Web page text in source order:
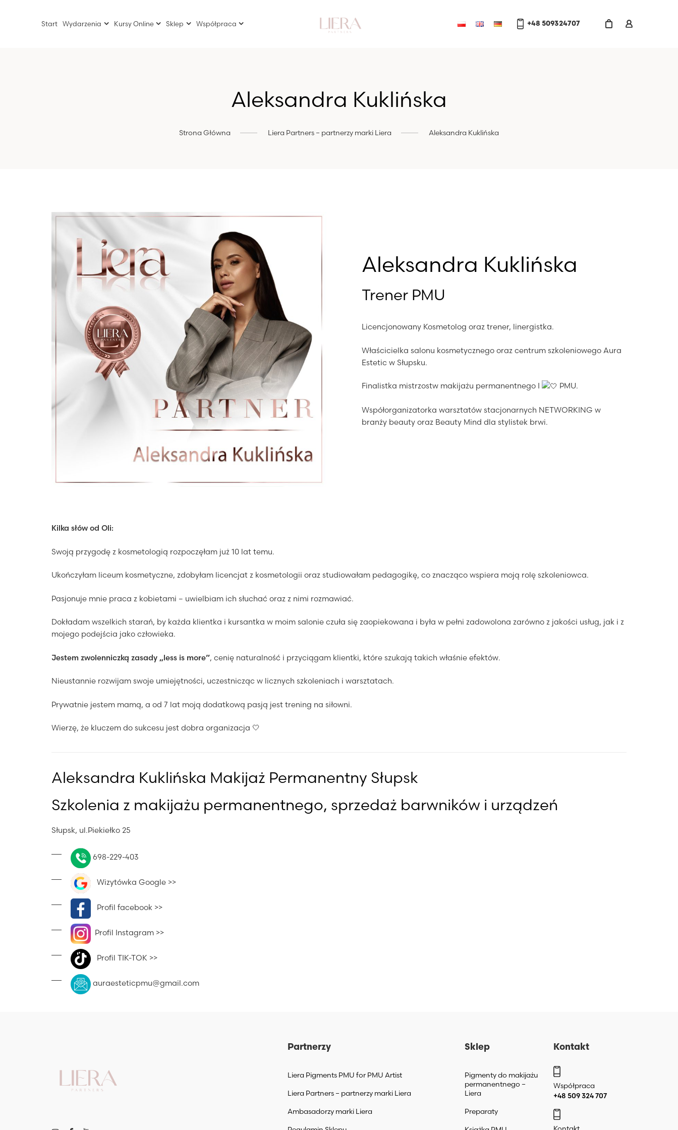
Start Wydarzenia Kursy Online Sklep Współpraca +48 509324707
Aleksandra Kuklińska
Strona Główna Liera Partners – partnerzy marki Liera Aleksandra Kuklińska
Aleksandra Kuklińska
Trener PMU
Licencjonowany Kosmetolog oraz trener, linergistka.
Właścicielka salonu kosmetycznego oraz centrum szkoleniowego Aura
Estetic w Słupsku.
Finalistka mistrzostw makijażu permanentnego I PMU.
Współorganizatorka warsztatów stacjonarnych NETWORKING w
branży beauty oraz Beauty Mind dla stylistek brwi.
Kilka słów od Oli:
Swoją przygodę z kosmetologią rozpoczęłam już 10 lat temu.
Ukończyłam liceum kosmetyczne, zdobyłam licencjat z kosmetologii oraz studiowałam pedagogikę, co znacząco wspiera moją rolę szkoleniowca.
Pasjonuje mnie praca z kobietami – uwielbiam ich słuchać oraz z nimi rozmawiać.
Dokładam wszelkich starań, by każda klientka i kursantka w moim salonie czuła się zaopiekowana i była w pełni zadowolona zarówno z jakości usług, jak i z
mojego podejścia jako człowieka.
Jestem zwolenniczką zasady „less is more”, cenię naturalność i przyciągam klientki, które szukają takich właśnie efektów.
Nieustannie rozwijam swoje umiejętności, uczestnicząc w licznych szkoleniach i warsztatach.
Prywatnie jestem mamą, a od 7 lat moją dodatkową pasją jest trening na siłowni.
Wierzę, że kluczem do sukcesu jest dobra organizacja 🤍
Aleksandra Kuklińska Makijaż Permanentny Słupsk
Szkolenia z makijażu permanentnego, sprzedaż barwników i urządzeń
Słupsk, ul.Piekiełko 25
698-229-403
Wizytówka Google >>
Profil facebook >>
Profil Instagram >>
Profil TIK-TOK >>
auraesteticpmu@gmail.com
Partnerzy
Liera Pigments PMU for PMU Artist
Liera Partners – partnerzy marki Liera
Ambasadorzy marki Liera
Sklep
Pigmenty do makijażu
permanentnego –
Liera
Preparaty
Kontakt
Współpraca
+48 509 324 707